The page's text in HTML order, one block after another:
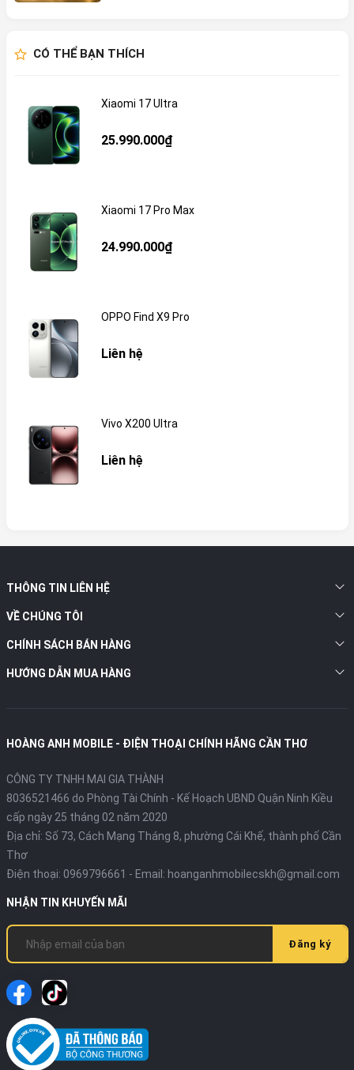
CÓ THỂ BẠN THÍCH
Xiaomi 17 Ultra
25.990.000₫
Xiaomi 17 Pro Max
24.990.000₫
OPPO Find X9 Pro
Liên hệ
Vivo X200 Ultra
Liên hệ
THÔNG TIN LIÊN HỆ
VỀ CHÚNG TÔI
CHÍNH SÁCH BÁN HÀNG
HƯỚNG DẪN MUA HÀNG
HOÀNG ANH MOBILE - ĐIỆN THOẠI CHÍNH HÃNG CẦN THƠ
CÔNG TY TNHH MAI GIA THÀNH
8036521466 do Phòng Tài Chính - Kế Hoạch UBND Quận Ninh Kiều
cấp ngày 25 tháng 02 năm 2020
Địa chỉ: Số 73, Cách Mạng Tháng 8, phường Cái Khế, thành phố Cần
Thơ
Điện thoại: 0969796661 - Email: hoanganhmobilecskh@gmail.com
NHẬN TIN KHUYẾN MÃI
Đăng ký